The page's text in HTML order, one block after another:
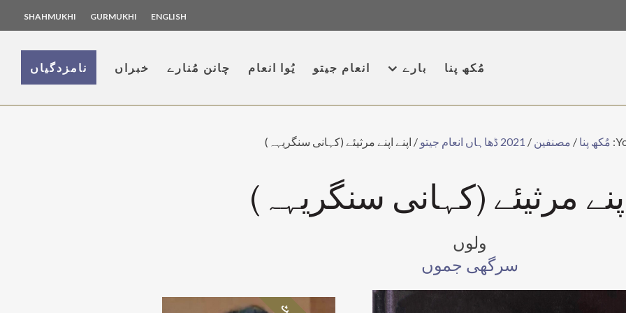
ENGLISH
GURMUKHI
SHAHMUKHI
مُکھ پنا بارے انعام جیتو یُوا انعام چانن مُنارے خبراں نامزدگیاں
مُکھ پنا / مصنفین / 2021 ڈھاہاں انعام جیتو / اپنے اپنے مرثیئے (کہانی سنگریہہ)
مرثیئے (کہانی سنگریہہ)
ولوں
سرگھی جموں